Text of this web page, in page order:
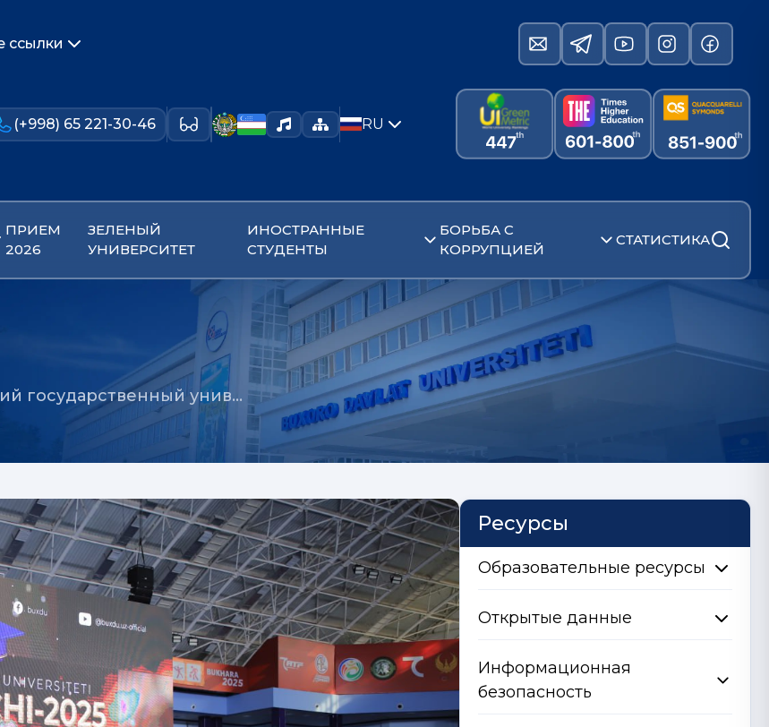
ссылки
(+998) 65 221-30-46 RU
ПРИЕМ
2026
ЗЕЛЕНЫЙ
УНИВЕРСИТЕТ
ИНОСТРАННЫЕ
СТУДЕНТЫ
БОРЬБА С
КОРРУПЦИЕЙ
СТАТИСТИКА
государственный унив…
Ресурсы
Образовательные ресурсы
Открытые данные
Информационная
безопасность